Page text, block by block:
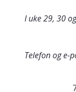
I uke 29, 30
Telefon og e-